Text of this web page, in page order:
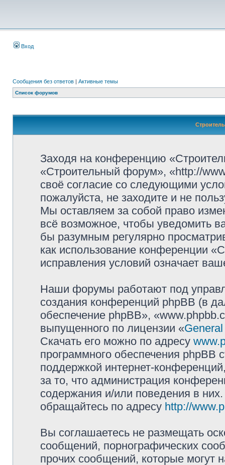
Вход
Сообщения без ответов | Активные темы
Список форумов
Заходя на конференцию
«Строительный форум», «http://
своё согласие со следующими
пожалуйста, не заходите и не
Мы оставляем за собой право
всё возможное, чтобы уведомить
бы разумным регулярно
как использование конференции
исправления условий означает
Наши форумы работают под
создания конференций phpBB (в
обеспечение phpBB»,
выпущенного по лицензии «
Скачать его можно по адресу
программного обеспечения phpBB
поддержкой интернет-
за то, что администрация
содержания и/или поведения в
обращайтесь по адресу http://
Вы соглашаетесь не размещать
сообщений, порнографических
прочих сообщений, которые могут